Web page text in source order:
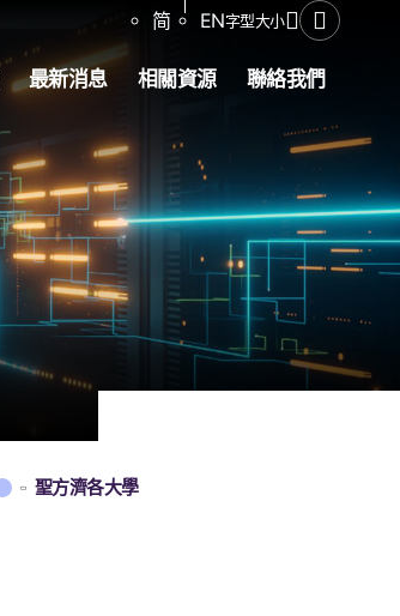
简 EN字型大小分享開啟搜尋
最新消息 相關資源 聯絡我們
聖方濟各大學